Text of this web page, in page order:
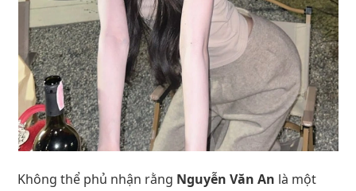
Không thể phủ nhận rằng Nguyễn Văn An là một